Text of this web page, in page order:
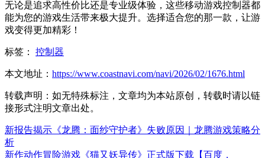
无论是追求高性价比还是专业级体验，这些移动游戏控制器都
能为您的游戏生活带来极大提升。选择适合您的那一款，让游
戏变得更加精彩！
标签： 控制器
本文地址： https://www.coastnavi.com/navi/2026/02/1676.html
转载声明： 如无特殊标注，文章均为本站原创，转载时请以链
接形式注明文章出处。
新报告揭示《龙腾：面纱守护者》失败原因｜龙腾游戏策略分
析
新作动作冒险游戏《猫又妖异传》正式版下载【百度，